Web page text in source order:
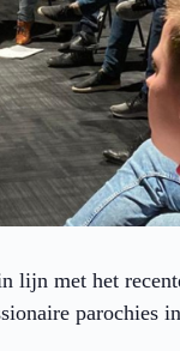
lijn met het
parochies